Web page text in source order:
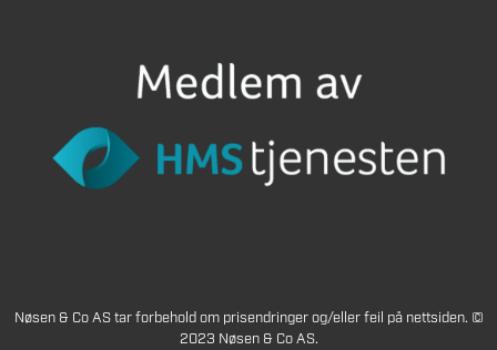
Nøsen & Co AS tar forbehold om prisendringer og/eller feil på nettsiden. ©
2023 Nøsen & Co AS.